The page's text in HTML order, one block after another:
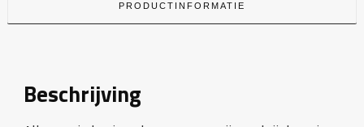
PRODUCTINFORMATIE
Beschrijving